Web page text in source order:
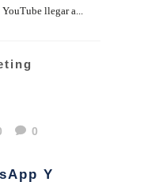
llegar a...
0
Y